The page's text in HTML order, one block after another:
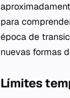
para
época de
nuevas formas
Límites